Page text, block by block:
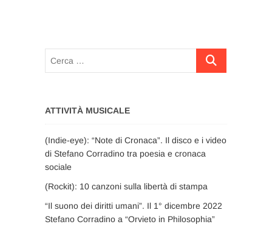
Cerca
ATTIVITÀ MUSICALE
(Indie-eye): “Note di Cronaca”. Il disco e i video
di Stefano Corradino tra poesia e cronaca
sociale
(Rockit): 10 canzoni sulla libertà di stampa
“Il suono dei diritti umani”. Il 1° dicembre 2022
Stefano Corradino a “Orvieto in Philosophia”